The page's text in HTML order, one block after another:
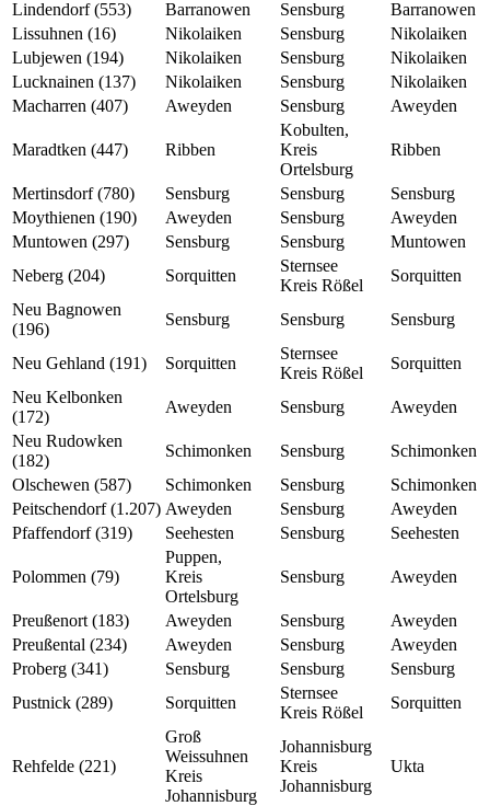
Lindendorf (553) Barranowen Sensburg
Barranowen
Lissuhnen (16)
Nikolaiken Sensburg
Nikolaiken
Lubjewen (194)
Nikolaiken Sensburg
Nikolaiken
Lucknainen (137)
Nikolaiken Sensburg
Nikolaiken
Macharren (407)
Aweyden Sensburg Aweyden
Maradtken (447) Ribben
Kobulten,
Kreis
Ortelsburg
Ribben
Mertinsdorf (780) Sensburg Sensburg
Sensburg
Moythienen (190)
Aweyden Sensburg
Aweyden
Muntowen (297)
Sensburg Sensburg
Muntowen
Neberg (204)
Sorquitten
Sternsee
Kreis Rößel
Sorquitten
Neu Bagnowen
(196)
Sensburg Sensburg Sensburg
Neu Gehland (191) Sorquitten
Sternsee
Kreis Rößel
Sorquitten
Neu Kelbonken
(172)
Aweyden Sensburg
Aweyden
Neu Rudowken
(182)
Schimonken Sensburg
Schimonken
Olschewen (587)
Schimonken Sensburg
Schimonken
Peitschendorf (1.207) Aweyden Sensburg
Aweyden
Pfaffendorf (319)
Seehesten Sensburg Seehesten
Polommen (79)
Puppen,
Kreis
Ortelsburg
Sensburg Aweyden
Preußenort (183) Aweyden Sensburg
Aweyden
Preußental (234)
Aweyden Sensburg
Aweyden
Proberg (341)
Sensburg Sensburg
Sensburg
Pustnick (289)
Sorquitten
Sternsee
Kreis Rößel
Sorquitten
Rehfelde (221)
Groß
Weissuhnen
Kreis
Johannisburg
Johannisburg
Kreis
Johannisburg
Ukta